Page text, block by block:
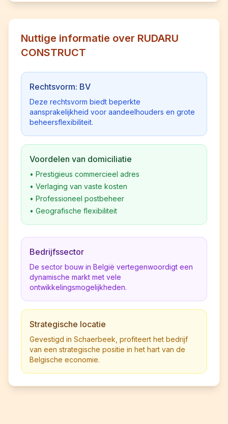
Nuttige informatie over RUDARU
CONSTRUCT
Rechtsvorm: BV
Deze rechtsvorm biedt beperkte
aansprakelijkheid voor aandeelhouders en grote
beheersflexibiliteit.
Voordelen van domiciliatie
• Prestigieus commercieel adres
• Verlaging van vaste kosten
• Professioneel postbeheer
• Geografische flexibiliteit
Bedrijfssector
De sector bouw in België vertegenwoordigt een
dynamische markt met vele
ontwikkelingsmogelijkheden.
Strategische locatie
Gevestigd in Schaerbeek, profiteert het bedrijf
van een strategische positie in het hart van de
Belgische economie.